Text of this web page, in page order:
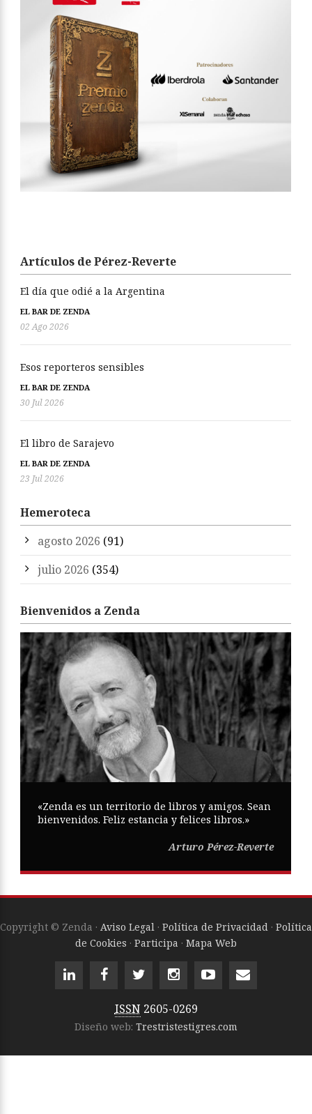
Artículos de Pérez-Reverte
El día que odié a la Argentina
EL BAR DE ZENDA
02 Ago 2026
Esos reporteros sensibles
EL BAR DE ZENDA
30 Jul 2026
El libro de Sarajevo
EL BAR DE ZENDA
23 Jul 2026
Hemeroteca
agosto 2026 (91)
julio 2026 (354)
Bienvenidos a Zenda
«Zenda es un territorio de libros y amigos. Sean
bienvenidos. Feliz estancia y felices libros.»
Arturo Pérez-Reverte
Copyright © Zenda · Aviso Legal · Política de Privacidad · Política
de Cookies · Participa · Mapa Web
ISSN 2605-0269
Diseño web: Trestristestigres.com